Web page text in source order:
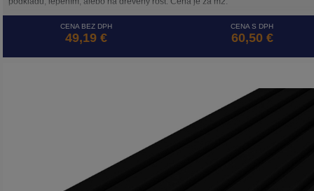
CENA BEZ DPH
49,19 €
CENA S DPH
60,50 €